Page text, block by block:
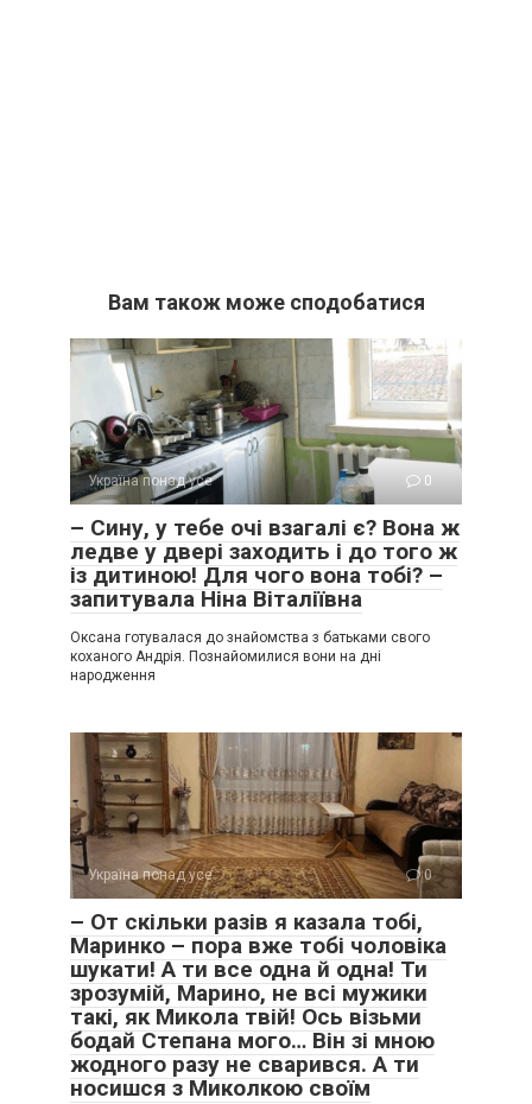
Вам також може сподобатися
Україна понад усе 0
– Сину, у тебе очі взагалі є? Вона ж
ледве у двері заходить і до того ж
із дитиною! Для чого вона тобі? –
запитувала Ніна Віталіївна
Оксана готувалася до знайомства з батьками свого
коханого Андрія. Познайомилися вони на дні
народження
Україна понад усе 0
– От скільки разів я казала тобі,
Маринко – пора вже тобі чоловіка
шукати! А ти все одна й одна! Ти
зрозумій, Марино, не всі мужики
такі, як Микола твій! Ось візьми
бодай Степана мого… Він зі мною
жодного разу не сварився. А ти
носишся з Миколкою своїм